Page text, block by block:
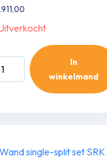
In
winkelmand